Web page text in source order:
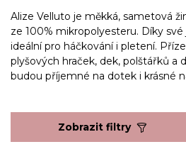
Alize Velluto je měkká, sametová
ze 100% mikropolyesteru. Díky
ideální pro háčkování i pletení.
plyšových hraček, dek, polštářků a
budou příjemné na dotek i krásné
Zobrazit filtry